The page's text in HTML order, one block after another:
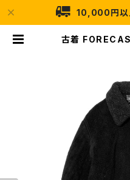
10,000円以
古着
(ttu2411030)